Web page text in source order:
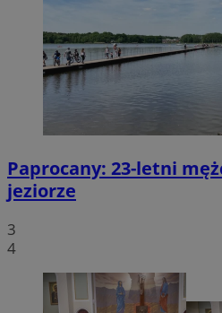
Paprocany: 23-letni
jeziorze
3
4